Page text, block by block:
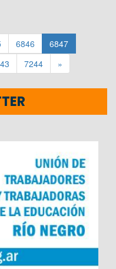
6846
6847
7244 »